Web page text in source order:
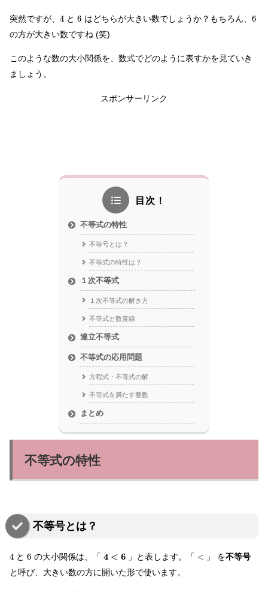
突然ですが、 4 と6 はどちらが大きい数でしょうか？もちろん、 6
の方が大きい数ですね (笑)
このような数の大小関係を、数式でどのように表すかを見ていき
ましょう。
スポンサーリンク
目次！
不等式の特性
不等号とは？
不等式の特性は？
１次不等式
１次不等式の解き方
不等式と数直線
連立不等式
不等式の応用問題
方程式・不等式の解
不等式を満たす整数
まとめ
不等式の特性
不等号とは？
4 と6 の大小関係は、「 4 < 6」と表します。「 < 」 を不等号
と呼び、大きい数の方に開いた形で使います。